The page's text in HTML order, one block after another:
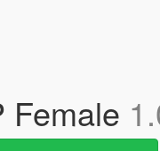
Female